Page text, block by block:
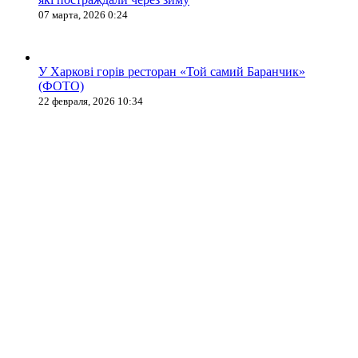
07 марта, 2026 0:24
У Харкові горів ресторан «Той самий Баранчик»
(ФОТО)
22 февраля, 2026 10:34